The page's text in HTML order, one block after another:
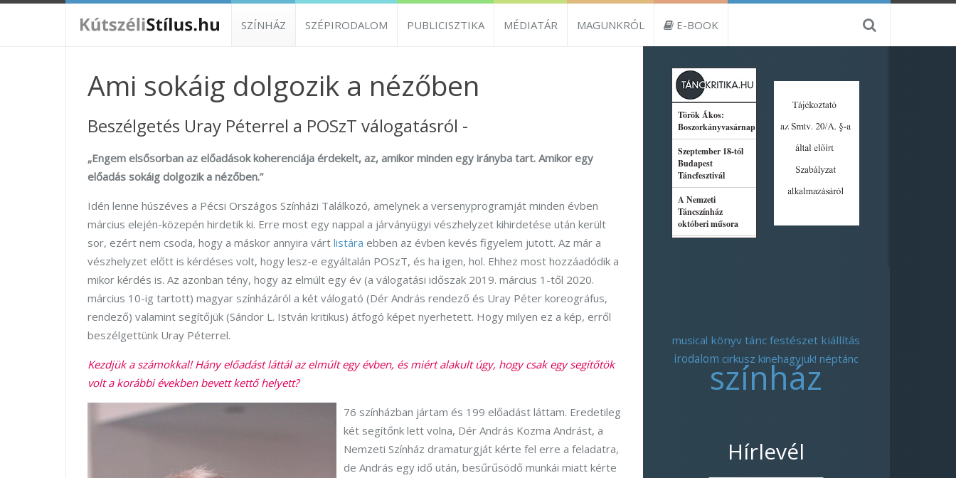
SZÍNHÁZ SZÉPIRODALOM PUBLICISZTIKA MÉDIATÁR MAGUNKRÓL E-BOOK
Ami sokáig dolgozik a nézőben
Beszélgetés Uray Péterrel a POSzT válogatásról -
„Engem elsősorban az előadások koherenciája érdekelt, az, amikor minden egy irányba tart. Amikor egy
előadás sokáig dolgozik a nézőben.”
Idén lenne húszéves a Pécsi Országos Színházi Találkozó, amelynek a versenyprogramját minden évben
március elején-közepén hirdetik ki. Erre most egy nappal a járványügyi vészhelyzet kihirdetése után került
sor, ezért nem csoda, hogy a máskor annyira várt listára ebben az évben kevés figyelem jutott. Az már a
vészhelyzet előtt is kérdéses volt, hogy lesz-e egyáltalán POSzT, és ha igen, hol. Ehhez most hozzáadódik a
mikor kérdés is. Az azonban tény, hogy az elmúlt egy év (a válogatási időszak 2019. március 1-től 2020.
március 10-ig tartott) magyar színházáról a két válogató (Dér András rendező és Uray Péter koreográfus,
rendező) valamint segítőjük (Sándor L. István kritikus) átfogó képet nyerhetett. Hogy milyen ez a kép, erről
beszélgettünk Uray Péterrel.
Kezdjük a számokkal! Hány előadást láttál az elmúlt egy évben, és miért alakult úgy, hogy csak egy segítőtök
volt a korábbi években bevett kettő helyett?
76 színházban jártam és 199 előadást láttam. Eredetileg
két segítőnk lett volna, Dér András Kozma Andrást, a
Nemzeti Színház dramaturgját kérte fel erre a feladatra,
de András egy idő után, besűrűsödő munkái miatt kérte
musical könyv tánc festészet kiállítás
irodalom cirkusz kinehagyjuk! néptánc
színház
Hírlevél